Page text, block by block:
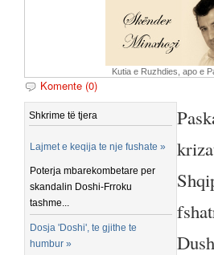
Kutia e Ruzhdies, apo e
Komente (0)
Shkrime të tjera
Lajmet e keqija te nje fushate »
Poterja mbarekombetare per
skandalin Doshi-Frroku
tashme...
Dosja 'Doshi', te gjithe te
humbur »